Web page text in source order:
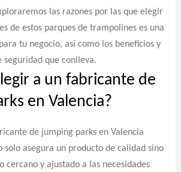
las razones por las que elegir
de estos parques de trampolines es una
tu negocio, así como los beneficios y
seguridad que conlleva.
a un fabricante de
en Valencia?
de jumping parks en Valencia
asegura un producto de calidad sino
cercano y ajustado a las necesidades